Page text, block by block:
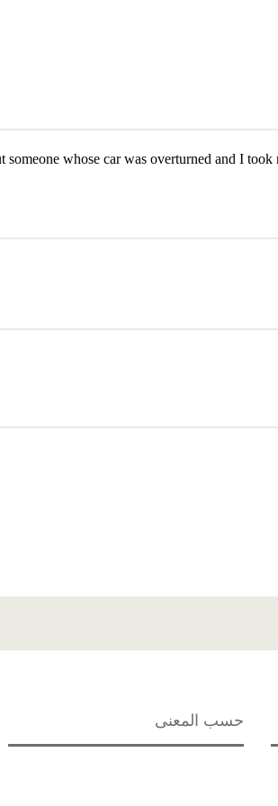
someone whose car was overturned and I
حسب المعنى